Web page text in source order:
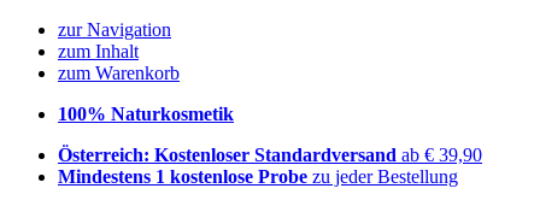
zur Navigation
zum Inhalt
zum Warenkorb
100% Naturkosmetik
Österreich: Kostenloser Standardversand ab € 39,90
Mindestens 1 kostenlose Probe zu jeder Bestellung